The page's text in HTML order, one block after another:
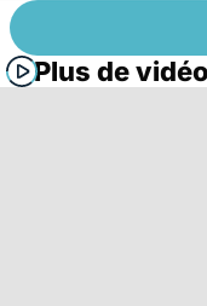
Plus de